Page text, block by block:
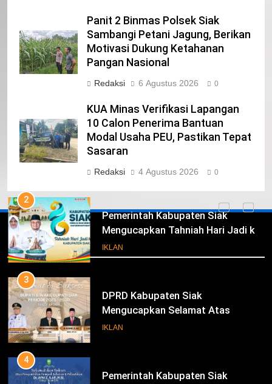
Panit 2 Binmas Polsek Siak
Sambangi Petani Jagung, Berikan
Motivasi Dukung Ketahanan
Pangan Nasional
Redaksi 6 Agustus 2026 0
KUA Minas Verifikasi Lapangan
10 Calon Penerima Bantuan
Modal Usaha PEU, Pastikan Tepat
Sasaran
Redaksi 4 Agustus 2026 0
Iklan
23
NURGARAHA HARPAL NOVTEN, SH
CALON ANGGOTA DPRD PROVINSI
DKI JAKARTA
IKLAN
1
Pimpinan Beserta Anggota DPRD
Kabupaten Siak Mengucapkan
IKLAN
2
Pemerintah Kabupaten Siak
Mengucapkan Tahniah Hari Jadi ke-
26 Kabupaten Siak
IKLAN
3
DPRD Kabupaten Siak
Mengucapkan Selamat Atas
Pengambilan Sumpah Jabatan
IKLAN
4
Pemerintah Kabupaten Siak